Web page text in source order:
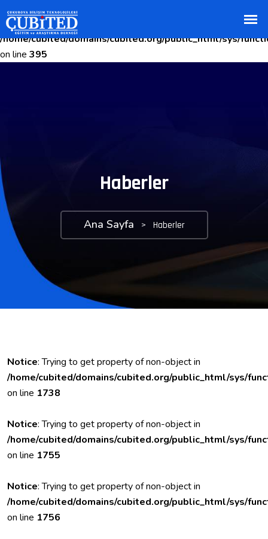
Notice : Trying to get property of non-object in
/home/cubited/domains/cubited.org/public_html/sys/
on line 395
Haberler
Ana Sayfa > Haberler
Notice: Trying to get property of non-object in
/home/cubited/domains/cubited.org/public_html/sys/
on line 1738
Notice: Trying to get property of non-object in
/home/cubited/domains/cubited.org/public_html/sys/
on line 1755
Notice: Trying to get property of non-object in
/home/cubited/domains/cubited.org/public_html/sys/
on line 1756